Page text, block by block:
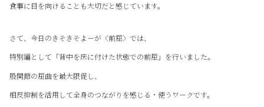
食事に目を向けることも大切だと感じています。
さて、今日のきそきそよーが〈前屈〉では、
特別編として「背中を床に付けた状態での前屈」を行いました。
股関節の屈曲を最大限促し、
相反抑制を活用して全身のつながりを感じる・使うワークです。